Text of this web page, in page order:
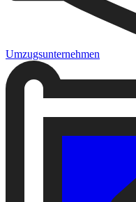
Umzugsunternehmen